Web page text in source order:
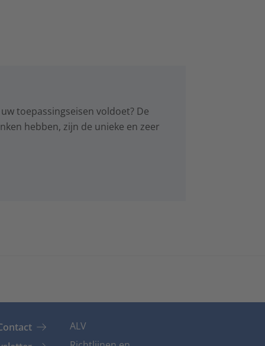
toepassingseisen voldoet? De
hebben, zijn de unieke en zeer
ALV